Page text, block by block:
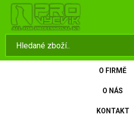
O FIRMĚ
O NÁS
KONTAKT